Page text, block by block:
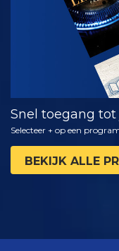
Snel toegang
Selecteer + op een
BEKIJK ALLE